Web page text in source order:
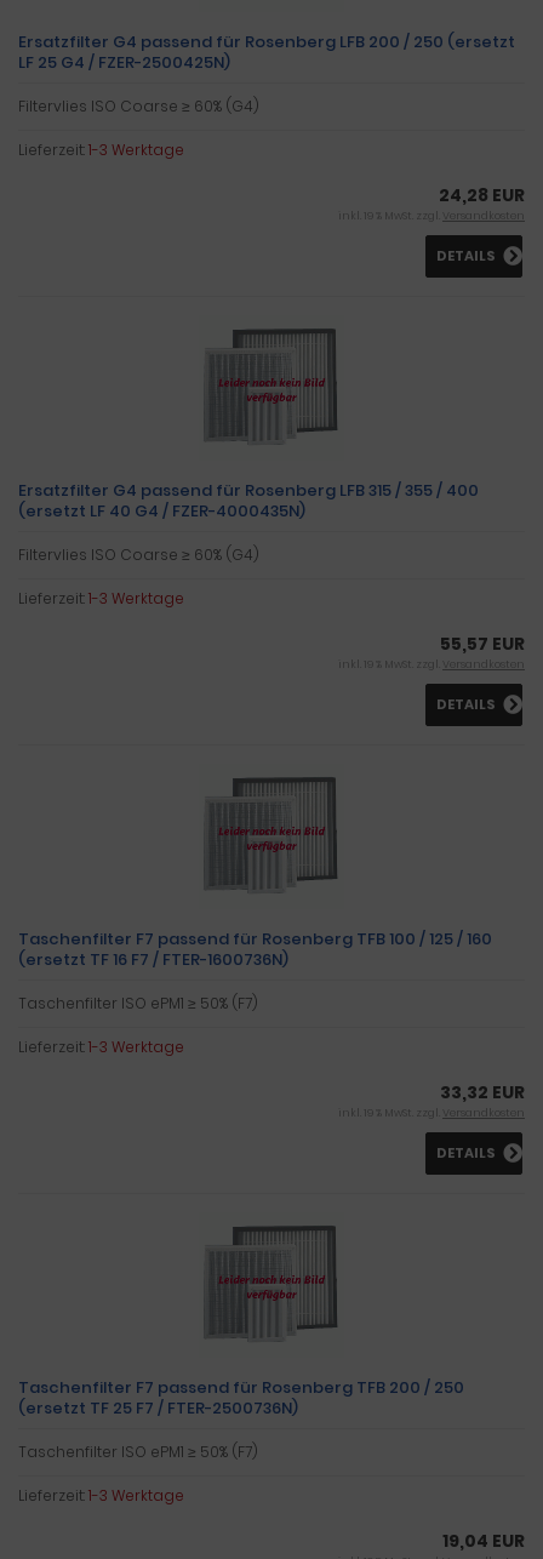
Ersatzfilter G4 passend für Rosenberg LFB 200 / 250 (ersetzt
LF 25 G4 / FZER-2500425N)
Filtervlies ISO Coarse ≥ 60% (G4)
Lieferzeit:1-3 Werktage
24,28 EUR
inkl. 19 % MwSt. zzgl. Versandkosten
DETAILS
Ersatzfilter G4 passend für Rosenberg LFB 315 / 355 / 400
(ersetzt LF 40 G4 / FZER-4000435N)
Filtervlies ISO Coarse ≥ 60% (G4)
Lieferzeit:1-3 Werktage
55,57 EUR
inkl. 19 % MwSt. zzgl. Versandkosten
DETAILS
Taschenfilter F7 passend für Rosenberg TFB 100 / 125 / 160
(ersetzt TF 16 F7 / FTER-1600736N)
Taschenfilter ISO ePM1 ≥ 50% (F7)
Lieferzeit:1-3 Werktage
33,32 EUR
inkl. 19 % MwSt. zzgl. Versandkosten
DETAILS
Taschenfilter F7 passend für Rosenberg TFB 200 / 250
(ersetzt TF 25 F7 / FTER-2500736N)
Taschenfilter ISO ePM1 ≥ 50% (F7)
Lieferzeit:1-3 Werktage
19,04 EUR